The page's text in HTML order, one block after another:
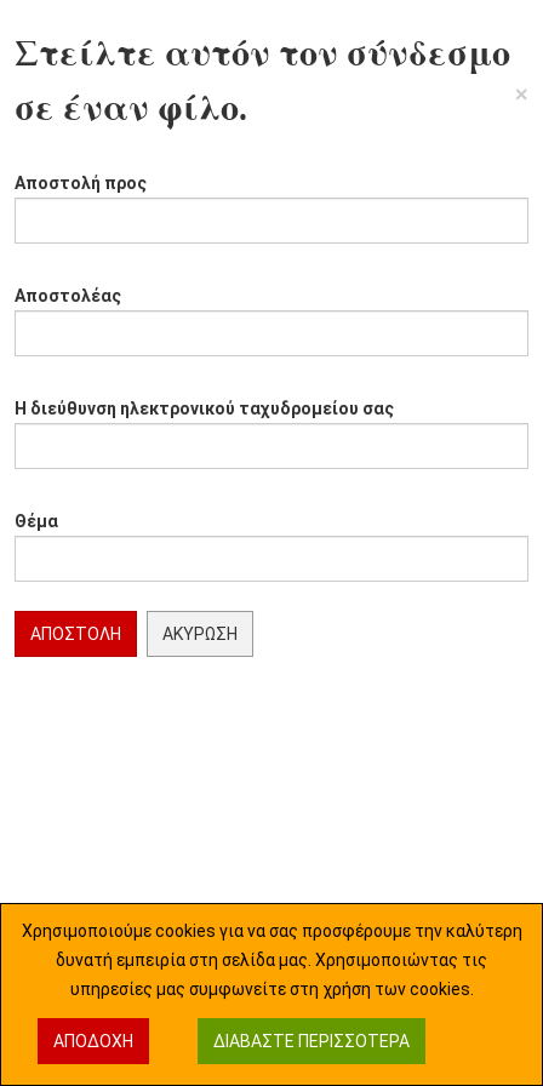
Στείλτε αυτόν τον σύνδεσμο
σε έναν φίλο.
×
Αποστολή προς
Αποστολέας
Η διεύθυνση ηλεκτρονικού ταχυδρομείου σας
Θέμα
ΑΠΟΣΤΟΛΉ ΑΚΎΡΩΣΗ
Χρησιμοποιούμε cookies για να σας προσφέρουμε την καλύτερη
δυνατή εμπειρία στη σελίδα μας. Χρησιμοποιώντας τις
υπηρεσίες μας συμφωνείτε στη χρήση των cookies.
ΑΠΟΔΟΧΉ ΔΙΑΒΆΣΤΕ ΠΕΡΙΣΣΌΤΕΡΑ